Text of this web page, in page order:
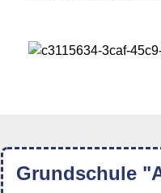
Grundschule